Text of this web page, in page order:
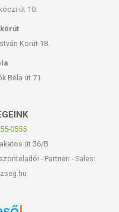
út 10.
Körút 18.
Béla út 71.
0555
út 36/B
- Partneri - Sales: